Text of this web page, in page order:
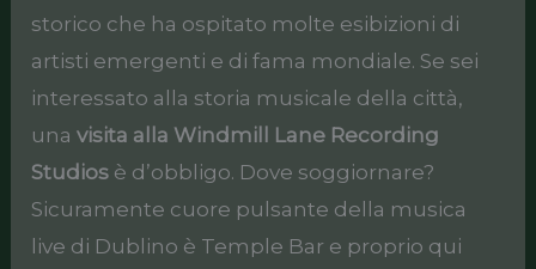
storico che ha ospitato molte esibizioni di
artisti emergenti e di fama mondiale. Se sei
interessato alla storia musicale della città,
unavisita alla Windmill Lane Recording
Studios è d’obbligo. Dove soggiornare?
Sicuramente cuore pulsante della musica
live di Dublino è Temple Bar e proprio qui